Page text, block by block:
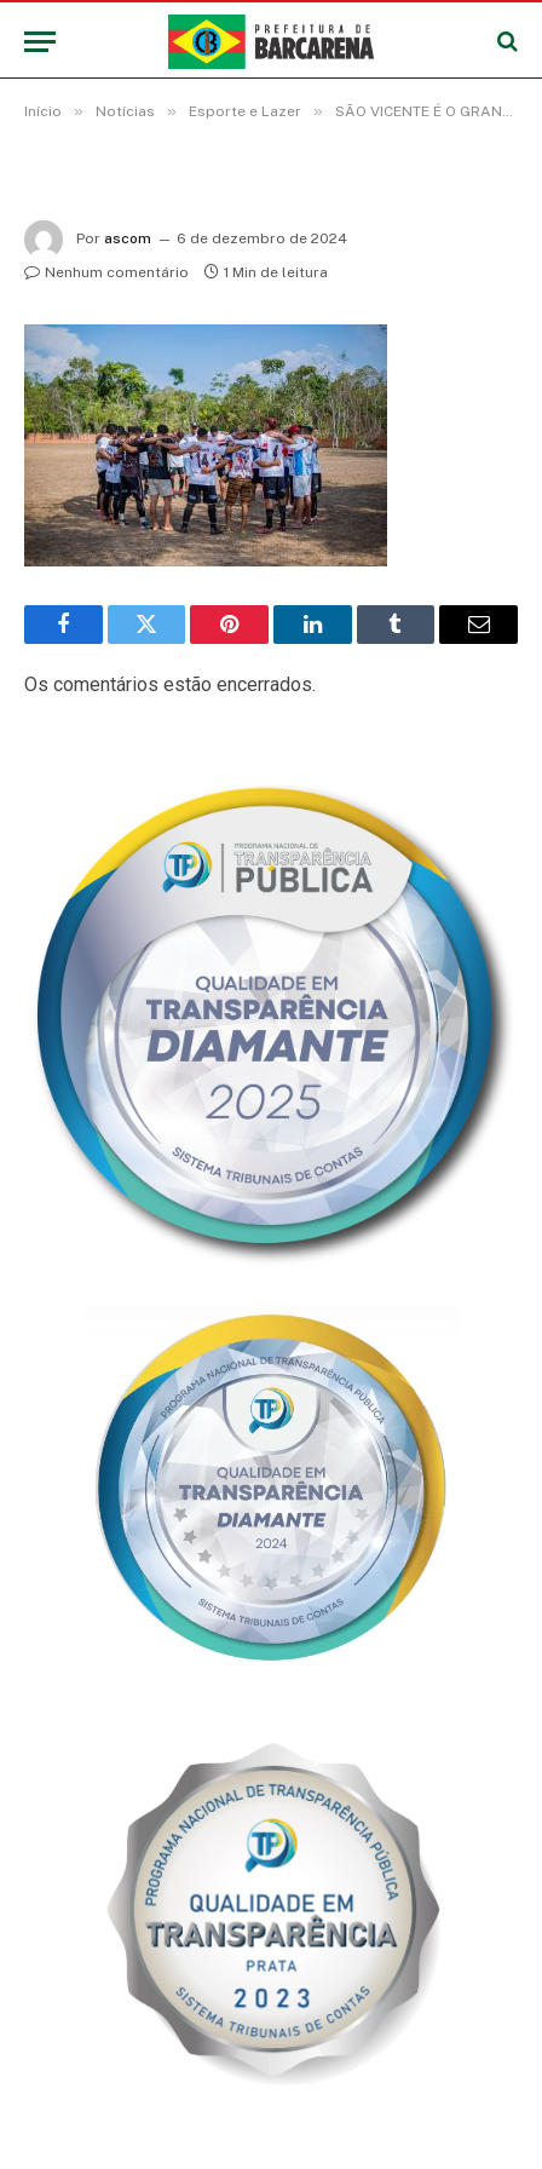
Início » Notícias » Esporte e Lazer » SÃO VICENTE É O GRANDE CAMPEÃO DO DISTRITAL DA ILHA TRAMBIOCA
Por ascom
6 de dezembro de 2024
Nenhum comentário
1 Min de leitura
FacebookTwitter Pinterest LinkedInTumblr
E-
Os comentários estão encerrados.